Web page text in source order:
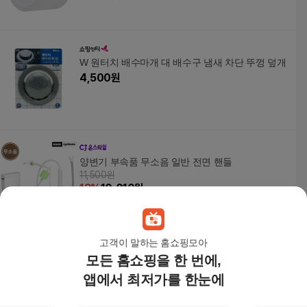
고객이 말하는 홈쇼핑모아
모든 홈쇼핑을 한 번에,
앱에서 최저가를 한눈에
W 원터치 배수마개 대 배수구 냄새 차단 뚜껑 덮개
4,500원
양변기 부속품 무소음 일반 전면 핸들
11,500원
13%10,010원
양변기 부속품 상부체결형 시트부속 자체제작
1,700원
13%1,480원